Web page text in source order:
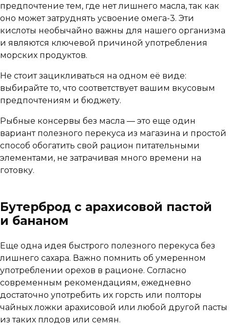
предпочтение тем, где нет лишнего масла, так как
оно может затруднять усвоение омега-3. Эти
кислоты необычайно важны для нашего организма
и являются ключевой причиной употребления
морских продуктов.
Не стоит зацикливаться на одном её виде:
выбирайте то, что соответствует вашим вкусовым
предпочтениям и бюджету.
Рыбные консервы без масла — это еще один
вариант полезного перекуса из магазина и простой
способ обогатить свой рацион питательными
элементами, не затрачивая много времени на
готовку.
Бутерброд с арахисовой пастой
и бананом
Еще одна идея быстрого полезного перекуса без
лишнего сахара. Важно помнить об умеренном
употреблении орехов в рационе. Согласно
современным рекомендациям, ежедневно
достаточно употребить их горсть или полторы
чайных ложки арахисовой или любой другой пасты
из таких плодов или семян.